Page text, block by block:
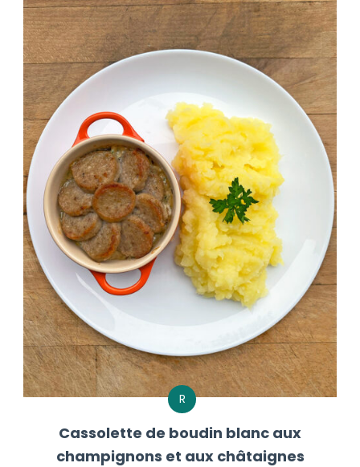
R
Cassolette de boudin blanc aux
champignons et aux châtaignes